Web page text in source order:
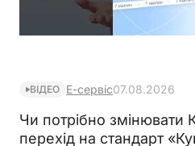
ВІДЕО Е-сервіс07.08.2026
Чи потрібно змінювати
перехід на стандарт